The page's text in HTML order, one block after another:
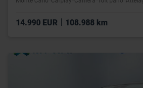
14.990 EUR 108.988 km